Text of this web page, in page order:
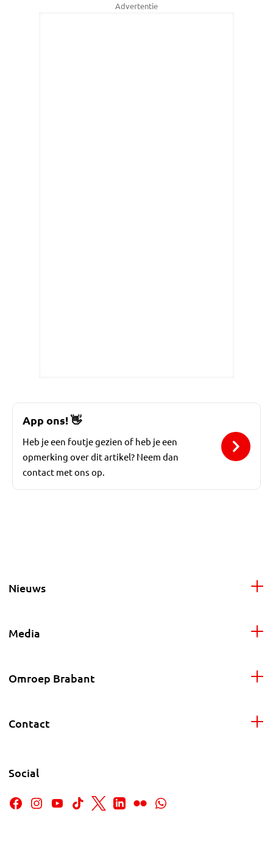
Advertentie
App ons!👋
Heb je een foutje gezien of heb je een
opmerking over dit artikel? Neem dan
contact met ons op.
Nieuws
Media
Omroep Brabant
Contact
Social